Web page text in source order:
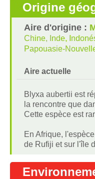
Origine
Aire d'origine :
Chine, Inde,
Papouasie-
Aire actuelle
Blyxa aubertii est
la rencontre que
Cette espèce est
En Afrique,
de Rufiji et sur l'île